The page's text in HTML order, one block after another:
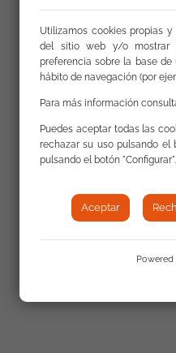
Utilizamos cookies propias
del sitio web y/o mostrar
preferencia sobre la base
hábito de navegación (por
Para más información
Puedes aceptar todas las
rechazar su uso pulsando el
pulsando el botón "Configurar".
Aceptar
Powered